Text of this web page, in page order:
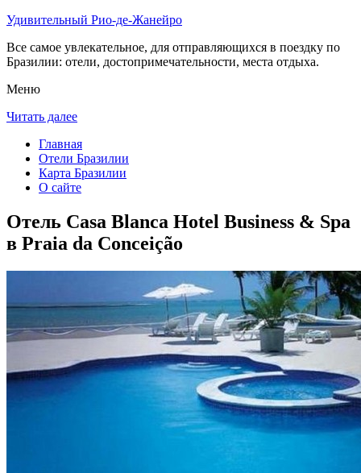
Удивительный Рио-де-Жанейро
Все самое увлекательное, для отправляющихся в поездку по
Бразилии: отели, достопримечательности, места отдыха.
Меню
Читать далее
Главная
Отели Бразилии
Карта Бразилии
О сайте
Отель Casa Blanca Hotel Business & Spa
в Praia da Conceição